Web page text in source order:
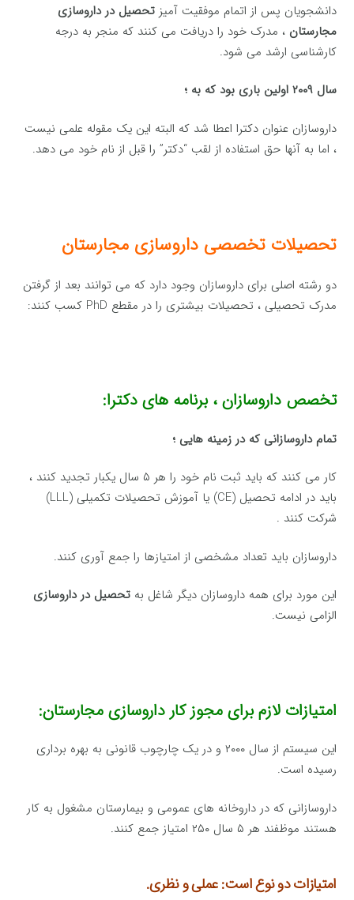
دانشجویان پس از اتمام موفقیت آمیزتحصیل در داروسازی
مجارستان ، مدرک خود را دریافت می کنند که منجر به درجه
کارشناسی ارشد می شود.
سال ۲۰۰۹ اولین باری بود که به ؛
داروسازان عنوان دکترا اعطا شد که البته این یک مقوله علمی نیست
، اما به آنها حق استفاده از لقب “دکتر” را قبل از نام خود می دهد.
تحصیلات تخصصی داروسازی مجارستان
دو رشته اصلی برای داروسازان وجود دارد که می توانند بعد از گرفتن
مدرک تحصیلی ، تحصیلات بیشتری را در مقطع PhD کسب کنند:
تخصص داروسازان ، برنامه های دکترا:
تمام داروسازانی که در زمینه هایی ؛
کار می کنند که باید ثبت نام خود را هر ۵ سال یکبار تجدید کنند ،
باید در ادامه تحصیل (CE) یا آموزش تحصیلات تکمیلی (LLL)
شرکت کنند .
داروسازان باید تعداد مشخصی از امتیازها را جمع آوری کنند.
این مورد برای همه داروسازان دیگر شاغل بهتحصیل در داروسازی
الزامی نیست.
امتیازات لازم برای مجوز کار داروسازی مجارستان:
این سیستم از سال ۲۰۰۰ و در یک چارچوب قانونی به بهره برداری
رسیده است.
داروسازانی که در داروخانه های عمومی و بیمارستان مشغول به کار
هستند موظفند هر ۵ سال ۲۵۰ امتیاز جمع کنند.
امتیازات دو نوع است: عملی و نظری.